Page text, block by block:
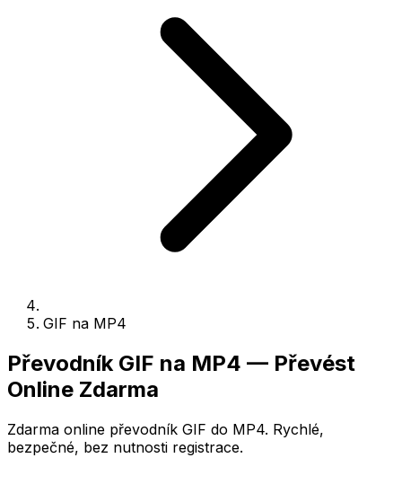
GIF na MP4
Převodník GIF na MP4 — Převést
Online Zdarma
Zdarma online převodník GIF do MP4. Rychlé,
bezpečné, bez nutnosti registrace.